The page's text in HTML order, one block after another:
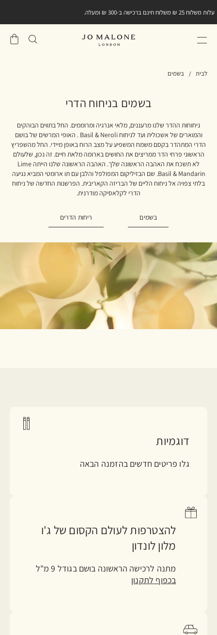
עלות משלוח 25 ₪ משלוח חינם ברכישה ב-300 ₪ ומעלה.
שֶׁלִי
לבית בשמים
בשמים בניחוח הדרי
ניחוחות ההדר שלנו מרעננים, מלאי אנרגיה ומרוממים. החל בתווים הבוהקים
והמוארים של אשכולית ועד לניחוח Basil & Neroli . האופי המרשים של בושם
הדרי המתהדר בקסם משמח המשפיע על מצב הרוח באופן מיידי. החל מהשפריץ
הראשוני פרחי הדר ממריצים את החושים בארומה מלאת חיים. זה נכון, שלעולם
לא תשכח את האהבה הראשונה שלך. האהבה הראשונה שלנו הייתה Lime
Basil & Mandarin. שם הבזיליקום המפולפל והלבן עם תו ארומטי המביא נגיעה
בלתי צפויה אל ניחוח הליים של הבריזה הקאריבית. הפרשנות החדשה של ניחוח
הדרי לקלאסיקה מודרנית.
בשמים ריחות הדרים
דוגמיות
גלו פריטים חדשים בהזמנה הבאה
להצטרפות לעולם הקסום של ג'ו
מלון לונדון
מתנה לרכישה הראשונה בושם בגודל 9 מ"ל
בכפוף לתקנון